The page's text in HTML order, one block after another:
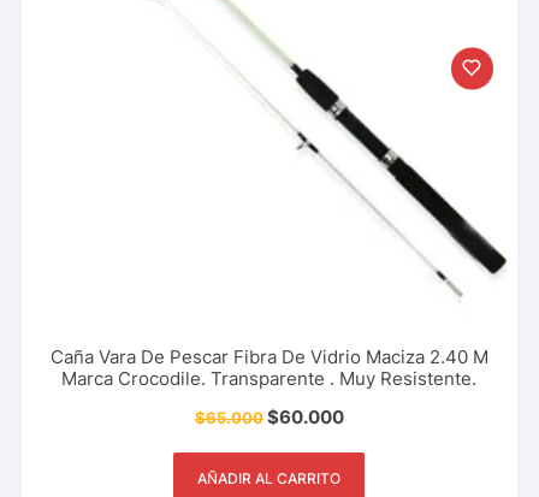
Caña Vara De Pescar Fibra De Vidrio Maciza 2.40 M
Marca Crocodile. Transparente . Muy Resistente.
$65.000$60.000
AÑADIR AL CARRITO